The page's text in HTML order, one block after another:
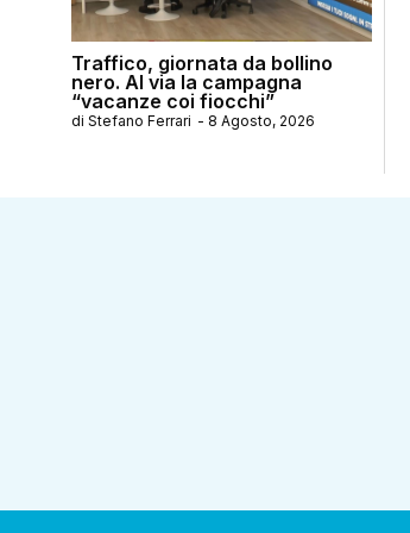
Traffico, giornata da bollino
nero. Al via la campagna
“vacanze coi fiocchi”
di Stefano Ferrari - 8 Agosto, 2026